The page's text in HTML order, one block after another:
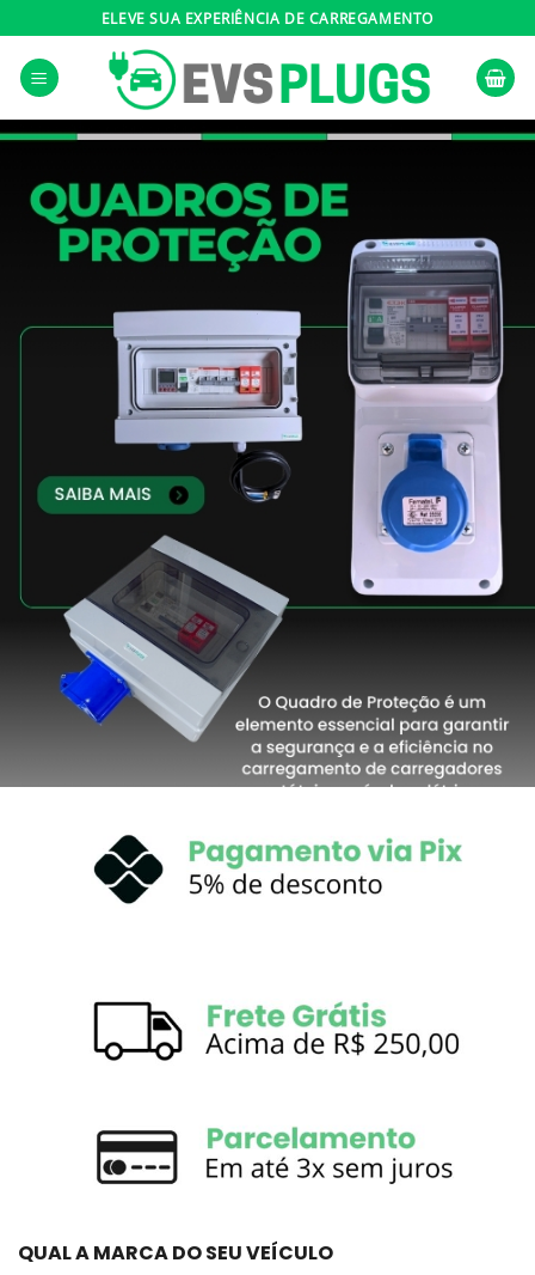
to
content
ELEVE SUA EXPERIÊNCIA DE CARREGAMENTO
QUAL A MARCA DO SEU VEÍCULO